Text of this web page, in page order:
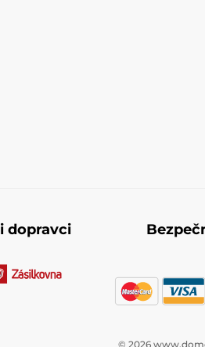
dopravci
© 2026